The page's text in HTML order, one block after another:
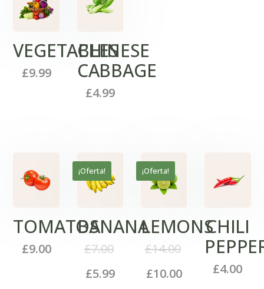
VEGETABLES
£9.99
CHINESE
CABBAGE
£4.99
TOMATOS
£9.00
¡Oferta!
BANANA
£7.00
£5.99
¡Oferta!
LEMONS
£14.00
£10.00
CHILI
£4.00